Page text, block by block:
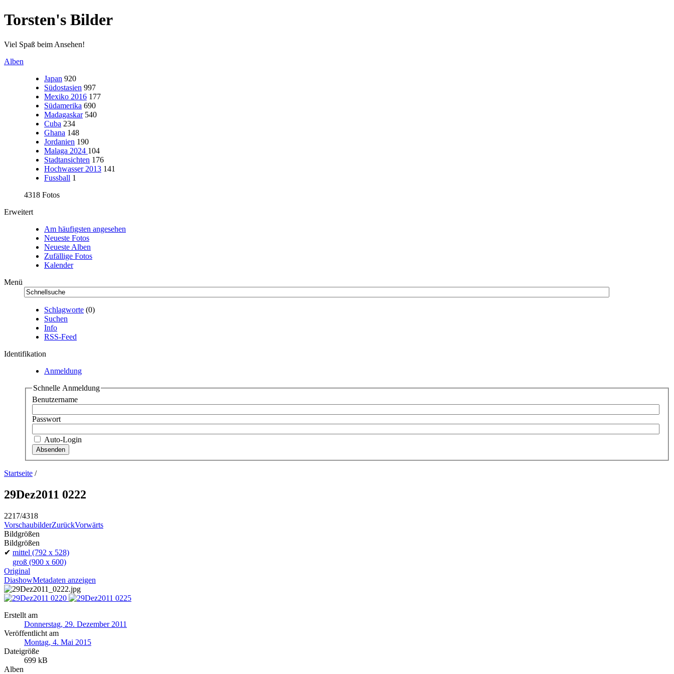
Torsten's Bilder
Viel Spaß beim Ansehen!
Alben
Japan 920
Südostasien 997
Mexiko 2016 177
Südamerika 690
Madagaskar 540
Cuba 234
Ghana 148
Jordanien 190
Malaga 2024 104
Stadtansichten 176
Hochwasser 2013 141
Fussball 1
4318 Fotos
Erweitert
Am häufigsten angesehen
Neueste Fotos
Neueste Alben
Zufällige Fotos
Kalender
Menü
Schlagworte (0)
Suchen
Info
RSS-Feed
Identifikation
Anmeldung
Schnelle Anmeldung
Benutzername
Passwort
Auto-Login
Startseite /
29Dez2011 0222
2217/4318
VorschaubilderZurückVorwärts
Bildgrößen
Bildgrößen
✔ mittel (792 x 528)
groß (900 x 600)
Original
DiashowMetadaten anzeigen
Erstellt am
Donnerstag, 29. Dezember 2011
Veröffentlicht am
Montag, 4. Mai 2015
Dateigröße
699 kB
Alben